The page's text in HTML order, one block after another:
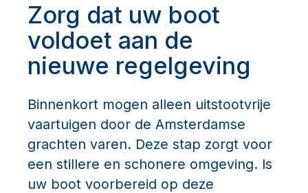
Zorg dat uw boot
voldoet aan de
nieuwe regelgeving
Binnenkort mogen alleen uitstootvrije
vaartuigen door de Amsterdamse
grachten varen. Deze stap zorgt voor
een stillere en schonere omgeving. Is
uw boot voorbereid op deze